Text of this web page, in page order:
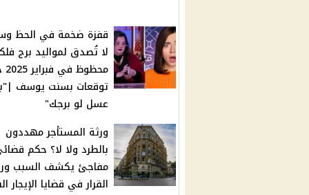
قفزة ضخمة في الحظ
لا تُصدق لمواليد برج
توقعات بسنت يوسف
عسل لو برجك"
ورثة المستأجر مهددون
بالطرد ولا لا؟ حكم
مفاجئ يكشف السبب
القرار في قضايا الإيجار